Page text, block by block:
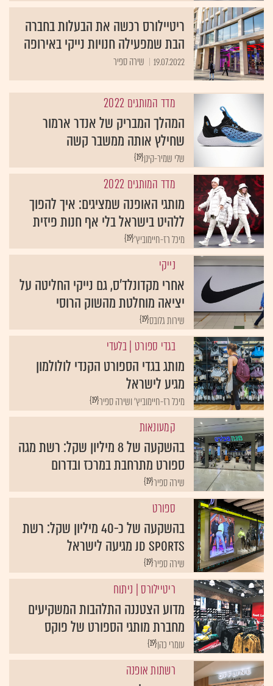
ריטיילורס רכשה את הבעלות בחברה
הבת שמפעילה חנויות נייקי באירופה
19.07.2022 שירה ספיר
מדד המותגים 2022
המהלך המבריק של אנדר ארמור
שחילץ אותה ממשבר קשה
{19}שלי שמיר-קינן
מדד המותגים 2022
מותגי האופנה שמציגים: איך להפוך
ללהיט בישראל בלי אף חנות פיזית
{19}מיכל רז-חיימוביץ'
נייקי
אחרי מקדונלד'ס, גם נייקי החליטה על
יציאה מוחלטת מהשוק הרוסי
{19}שירות גלובס
בגדי ספורט | בלעדי
מותג בגדי הספורט הקנדי לולולמון
מגיע לישראל
{19}מיכל רז-חיימוביץ' ושירה ספיר
קמעונאות
בהשקעה של 8 מיליון שקל: רשת מגה
ספורט מתרחבת במרכז ובדרום
{19}שירה ספיר
ספורט
בהשקעה של כ-40 מיליון שקל: רשת
JD Sports מגיעה לישראל
{19}שירה ספיר
ריטיילורס | ניתוח
מדוע הצטננה התלהבות המשקיעים
מחברת מותגי הספורט של פוקס
{19}עומרי כהן
רשתות אופנה